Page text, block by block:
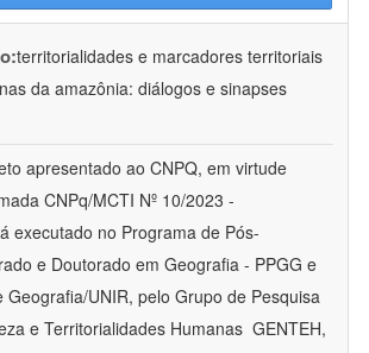
territorialidades e marcadores territoriais
da amazônia: diálogos e sinapses
apresentado ao CNPQ, em virtude
CNPq/MCTI Nº 10/2023 -
executado no Programa de Pós-
e Doutorado em Geografia - PPGG e
Geografia/UNIR, pelo Grupo de Pesquisa
e Territorialidades Humanas  GENTEH,